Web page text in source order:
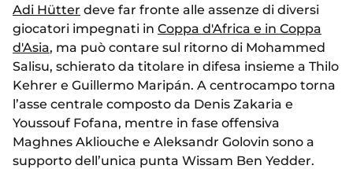
Adi Hütter deve far fronte alle assenze di diversi
giocatori impegnati in Coppa d'Africa e in Coppa
d'Asia, ma può contare sul ritorno di Mohammed
Salisu, schierato da titolare in difesa insieme a Thilo
Kehrer e Guillermo Maripán. A centrocampo torna
l’asse centrale composto da Denis Zakaria e
Youssouf Fofana, mentre in fase offensiva
Maghnes Akliouche e Aleksandr Golovin sono a
supporto dell’unica punta Wissam Ben Yedder.